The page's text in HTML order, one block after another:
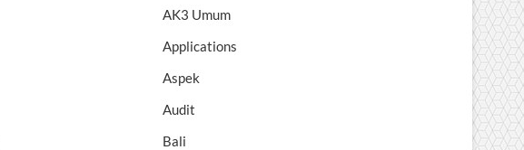
AK3 Umum
Applications
Aspek
Audit
Bali